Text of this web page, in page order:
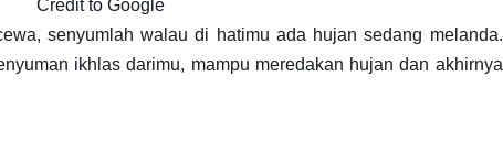
Credit to Google
senyumlah walau di hatimu ada hujan sedang melanda.
ikhlas darimu, mampu meredakan hujan dan akhirnya